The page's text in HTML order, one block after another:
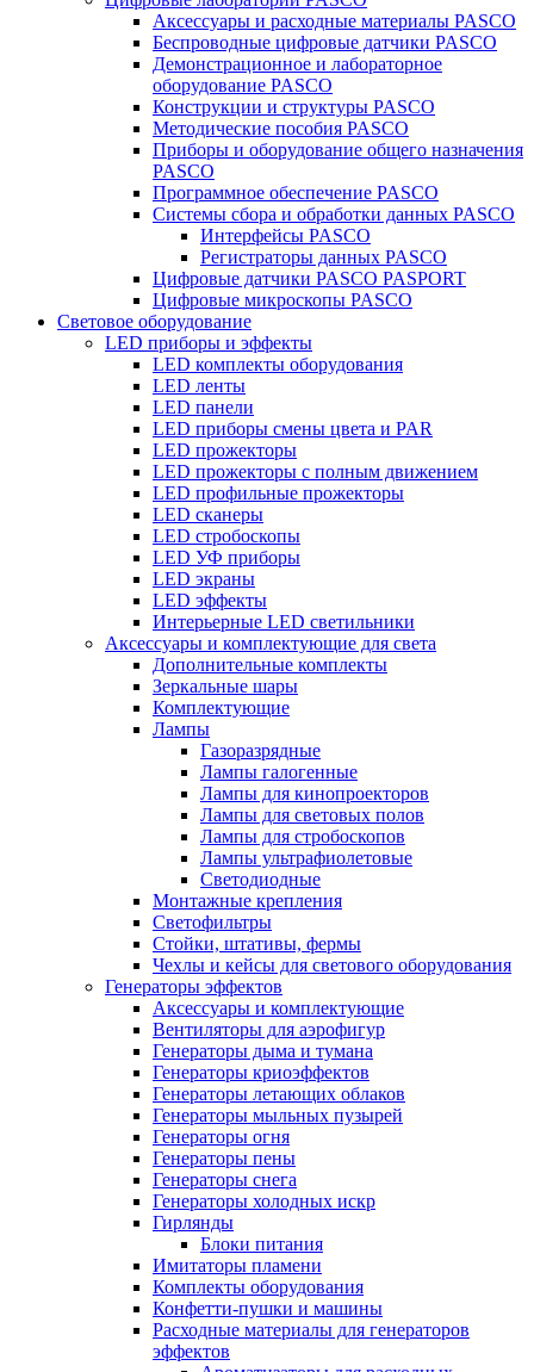
Аксессуары и расходные материалы PASCO
Беспроводные цифровые датчики PASCO
Демонстрационное и лабораторное
оборудование PASCO
Конструкции и структуры PASCO
Методические пособия PASCO
Приборы и оборудование общего назначения
PASCO
Программное обеспечение PASCO
Системы сбора и обработки данных PASCO
Интерфейсы PASCO
Регистраторы данных PASCO
Цифровые датчики PASCO PASPORT
Цифровые микроскопы PASCO
Световое оборудование
LED приборы и эффекты
LED комплекты оборудования
LED ленты
LED панели
LED приборы смены цвета и PAR
LED прожекторы
LED прожекторы с полным движением
LED профильные прожекторы
LED сканеры
LED стробоскопы
LED УФ приборы
LED экраны
LED эффекты
Интерьерные LED светильники
Аксессуары и комплектующие для света
Дополнительные комплекты
Зеркальные шары
Комплектующие
Лампы
Газоразрядные
Лампы галогенные
Лампы для кинопроекторов
Лампы для световых полов
Лампы для стробоскопов
Лампы ультрафиолетовые
Светодиодные
Монтажные крепления
Светофильтры
Стойки, штативы, фермы
Чехлы и кейсы для светового оборудования
Генераторы эффектов
Аксессуары и комплектующие
Вентиляторы для аэрофигур
Генераторы дыма и тумана
Генераторы криоэффектов
Генераторы летающих облаков
Генераторы мыльных пузырей
Генераторы огня
Генераторы пены
Генераторы снега
Генераторы холодных искр
Гирлянды
Блоки питания
Имитаторы пламени
Комплекты оборудования
Конфетти-пушки и машины
Расходные материалы для генераторов
эффектов